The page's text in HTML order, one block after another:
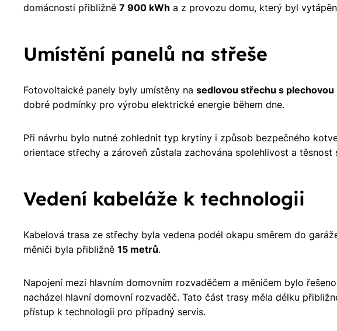
domácnosti přibližně 7 900 kWh a z provozu domu, který byl
Umístění panelů na střeše
Fotovoltaické panely byly umístěny na sedlovou střechu s plechovou
dobré podmínky pro výrobu elektrické energie během dne.
Při návrhu bylo nutné zohlednit typ krytiny i způsob bezpečného
orientace střechy a zároveň zůstala zachována spolehlivost a
Vedení kabeláže k technologii
Kabelová trasa ze střechy byla vedena podél okapu směrem do
měniči byla přibližně 15 metrů.
Napojení mezi hlavním domovním rozvaděčem a měničem bylo
nacházel hlavní domovní rozvaděč. Tato část trasy měla délku
přístup k technologii pro případný servis.